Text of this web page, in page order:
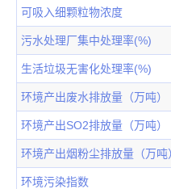
可吸入细颗粒物浓度
污水处理厂集中处理率(%)
生活垃圾无害化处理率(%)
环境产出废水排放量（万吨）
环境产出SO2排放量（万吨）
环境产出烟粉尘排放量（万吨
环境污染指数